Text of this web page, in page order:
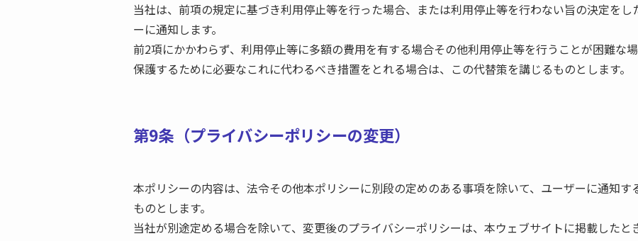
当社は、前項の規定に基づき利用停止等を行った場合、または利用停止等を行わない旨の決定を
ーに通知します。
前2項にかかわらず、利用停止等に多額の費用を有する場合その他利用停止等を行うことが困難な
保護するために必要なこれに代わるべき措置をとれる場合は、この代替策を講じるものとします。
第9条（プライバシーポリシーの変更）
本ポリシーの内容は、法令その他本ポリシーに別段の定めのある事項を除いて、ユーザーに通知す
ものとします。
当社が別途定める場合を除いて、変更後のプライバシーポリシーは、本ウェブサイトに掲載したと